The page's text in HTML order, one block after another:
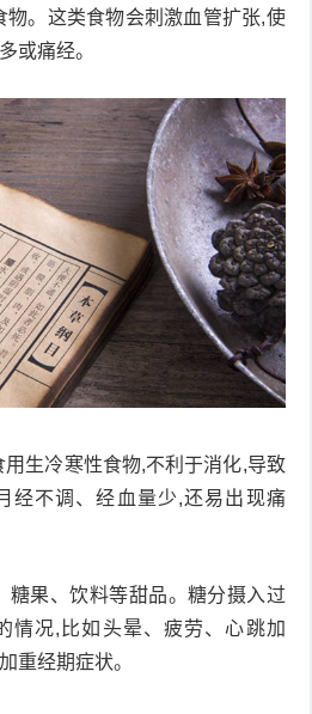
物。这类食物会刺激血管扩张,使
或痛经。
生冷寒性食物,不利于消化,导致
经不调、经血量少,还易出现痛
糖果、饮料等甜品。糖分摄入过
情况,比如头晕、疲劳、心跳加
重经期症状。